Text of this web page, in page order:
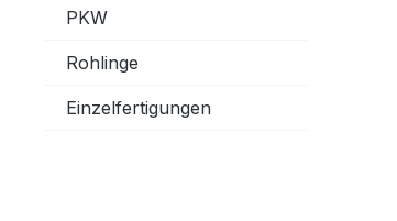
PKW
Rohlinge
Einzelfertigungen